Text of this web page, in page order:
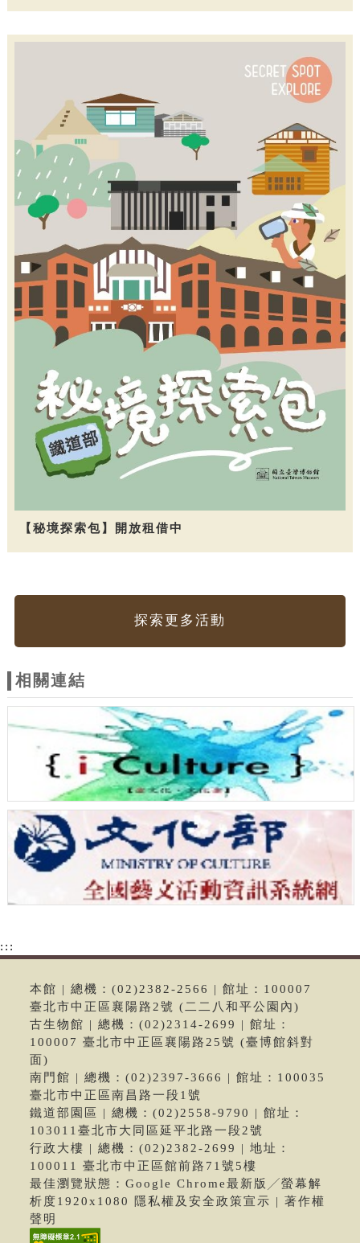
【秘境探索包】開放租借中
探索更多活動
相關連結
:::
本館 | 總機：(02)2382-2566 | 館址：100007
臺北市中正區襄陽路2號 (二二八和平公園內)
古生物館 | 總機：(02)2314-2699 | 館址：
100007 臺北市中正區襄陽路25號 (臺博館斜對
面)
南門館 | 總機：(02)2397-3666 | 館址：100035
臺北市中正區南昌路一段1號
鐵道部園區 | 總機：(02)2558-9790 | 館址：
103011臺北市大同區延平北路一段2號
行政大樓 | 總機：(02)2382-2699 | 地址：
100011 臺北市中正區館前路71號5樓
最佳瀏覽狀態：Google Chrome最新版╱螢幕解
析度1920x1080 隱私權及安全政策宣示 | 著作權
聲明